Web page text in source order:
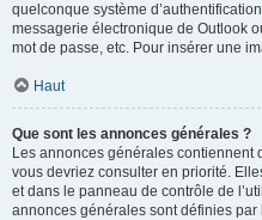
quelconque système
messagerie électronique de Outlook
mot de passe, etc. Pour insérer une
Haut
Que sont les annonces générales ?
Les annonces générales contiennent
vous devriez consulter en priorité.
et dans le panneau de contrôle de
annonces générales sont définies